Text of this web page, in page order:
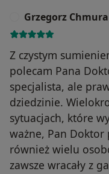
Grzegorz Chmura
Z czystym
polecam Pana
specjalista, ale
dziedzinie.
sytuacjach, które
ważne, Pan Doktor
również wielu
zawsze wracały z